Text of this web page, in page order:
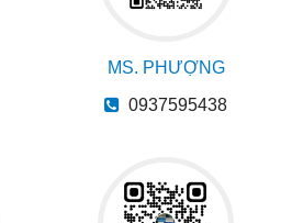
MS. PHƯỢNG
0937595438